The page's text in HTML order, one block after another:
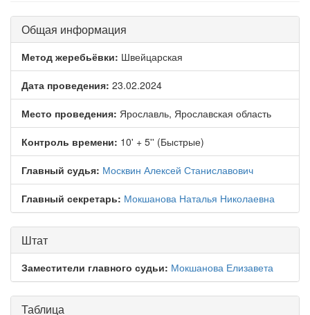
Общая информация
Метод жеребьёвки: Швейцарская
Дата проведения: 23.02.2024
Место проведения: Ярославль, Ярославская область
Контроль времени: 10' + 5'' (Быстрые)
Главный судья: Москвин Алексей Станиславович
Главный секретарь: Мокшанова Наталья Николаевна
Штат
Заместители главного судьи: Мокшанова Елизавета
Таблица